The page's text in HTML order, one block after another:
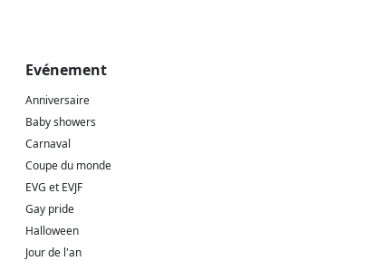
Evénement
Anniversaire
Baby showers
Carnaval
Coupe du monde
EVG et EVJF
Gay pride
Halloween
Jour de l'an